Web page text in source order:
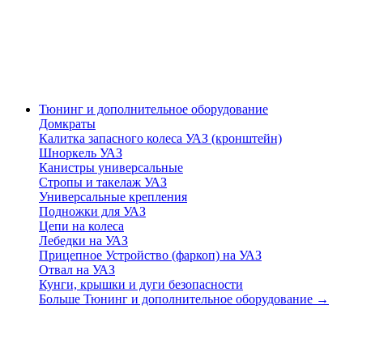
Тюнинг и дополнительное оборудование
Домкраты
Калитка запасного колеса УАЗ (кронштейн)
Шноркель УАЗ
Канистры универсальные
Стропы и такелаж УАЗ
Универсальные крепления
Подножки для УАЗ
Цепи на колеса
Лебедки на УАЗ
Прицепное Устройство (фаркоп) на УАЗ
Отвал на УАЗ
Кунги, крышки и дуги безопасности
Больше Тюнинг и дополнительное оборудование →